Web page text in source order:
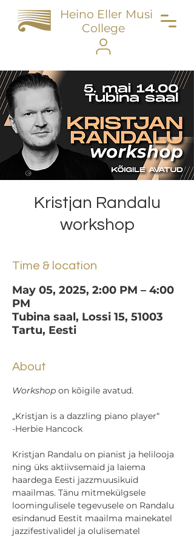
Heino Eller Music
College
Kristjan Randalu
workshop
Time & location
May 05, 2025, 2:00 PM – 4:00
PM
Tubina saal, Lossi 15, 51003
Tartu, Eesti
About
Workshop on kõigile avatud.
„Kristjan is a dazzling piano player“
-Herbie Hancock
Kristjan Randalu on pianist ja helilooja
ning üks aktiivsemaid ja laiema
haardega Eesti jazzmuusikuid
maailmas. Tänu mitmekülgsele
loomingulisele tegevusele on Randalu
esindanud Eestit maailma mainekatel
jazzifestivalidel ja olulisematel